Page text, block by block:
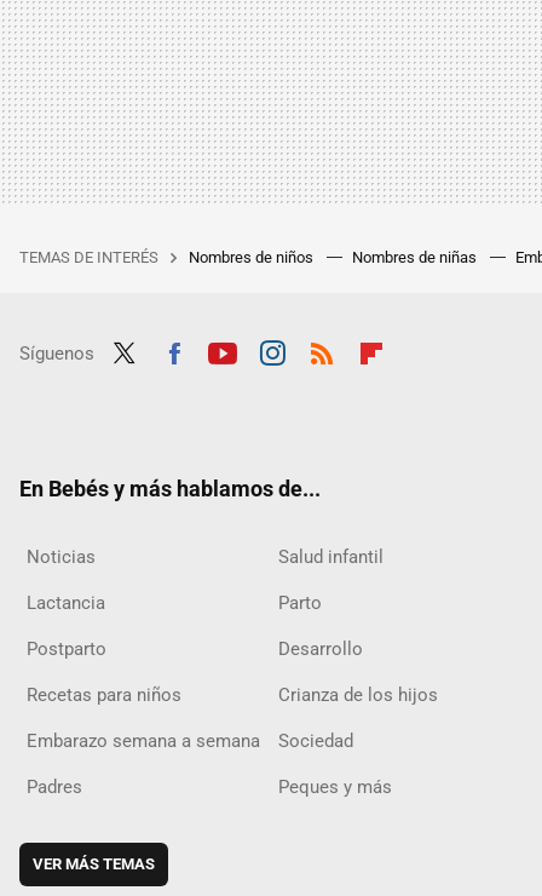
TEMAS DE INTERÉS Nombres de niños Nombres de niñas
Síguenos
En Bebés y más hablamos de...
Noticias Salud infantil
Lactancia Parto
Postparto Desarrollo
Recetas para niños Crianza de los hijos
Embarazo semana a semana Sociedad
Padres Peques y más
VER MÁS TEMAS